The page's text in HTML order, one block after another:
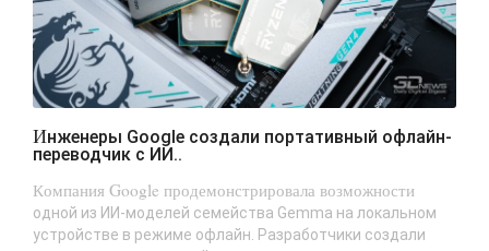
Инженеры Google создали портативный офлайн-
переводчик с ИИ..
Компания Google продемонстрировала возможности
одной из ИИ-моделей семейства Gemma на локальном
устройстве в режиме офлайн. Разработчики создали